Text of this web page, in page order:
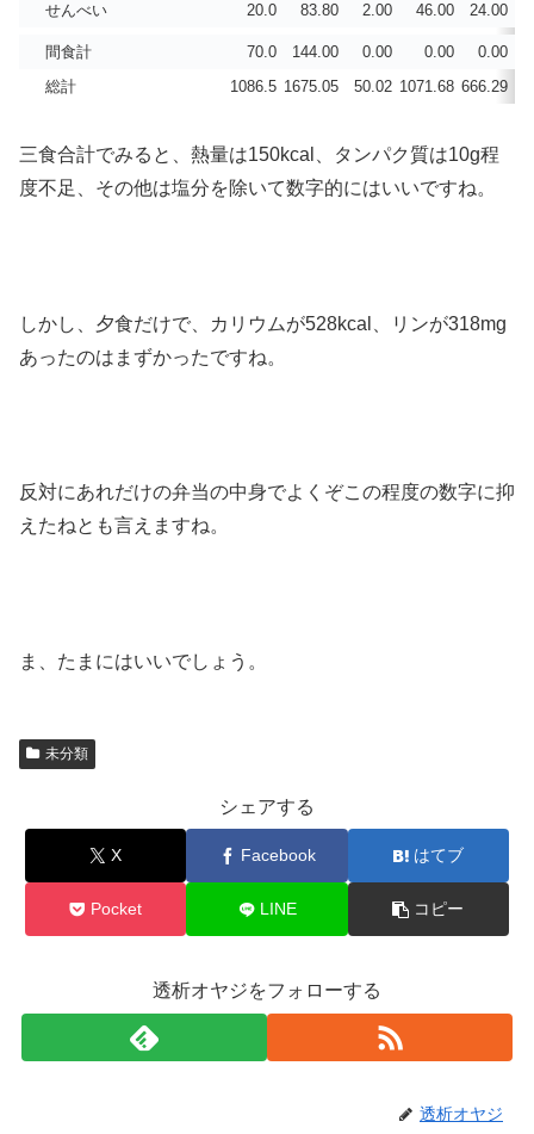
せんべい
20.0 83.80 2.00 46.00 24.00
間食計 70.0 144.00 0.00 0.00 0.00
総計
1086.5 1675.05 50.02 1071.68 666.29
三食合計でみると、熱量は150kcal、タンパク質は10g程
度不足、その他は塩分を除いて数字的にはいいですね。
しかし、夕食だけで、カリウムが528kcal、リンが318mg
あったのはまずかったですね。
反対にあれだけの弁当の中身でよくぞこの程度の数字に抑
えたねとも言えますね。
ま、たまにはいいでしょう。
未分類
シェアする
X Facebook はてブ
Pocket LINE コピー
透析オヤジをフォローする
透析オヤジ